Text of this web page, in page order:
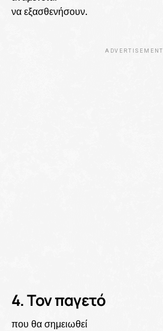
να εξασθενήσουν.
ADVERTISEMENT
4. Τον παγετό
που θα σημειωθεί